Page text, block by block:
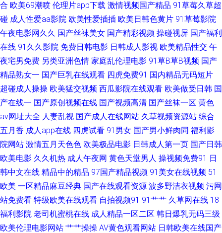
肏屄视频久久 麻豆电影网址入口 五月开心激情久久伊人 91免免费版九幺 国
产午夜福利二区 日韩视频一区二区蜜桃 伊人福利视频一 91免费公开视频观
看 国产盗摄成人一区二区 欧美四级电影在线观看 伊人久久av www欧日美韩
九一精品网站 少妇熟女一区二区 91豆花网址在线 成人黄色三级片网站 欧美
日性美女性潮视频 五月婷最新网址 91大香蕉在线99 国产精品久久亚 欧美日
韩另类综合 香蕉嫩草 91免费小视频 久久精品国产精品 亚洲国产精品久久 91
精片 ts性爱 国产精品一二 四虎导航页 91麻豆高清视频 A片男人天堂 老司机
精品 中文久久日韩 91性视频 精品免费产品精品资源 婷婷激情激情 91麻豆
国产视频99 日韩鲁丝无码 五月天色色播 久久九九 色戒wwwwwww 91快操
合 欧美69潮喷 伦理片app下载 激情视频国产精品 91草莓久草超
碰 成人性爱aa影院 欧美性爱插插 欧美日韩色黄片 91草莓影院
午夜电影网久久 国产丝袜美女 国产精彩视频 操碰视屏 国产福利
在线 91久久影院 免费日韩电影 日韩成人影视 欧美精品性交 午
夜宅男免费 另类亚洲色情 家庭乱伦理电影 91草B草B视频 国产
精品熟女一 国产巨乳在线观看 四虎免费91 国内精品无码短片
超碰成人操操 欧美猛交视频 西瓜影院在线观看 欧美做受日韩 国
产在线一 国产原创视频在线 国产视频高清 国产丝袜一区 黄色
av网址大全 人妻乱视 国产成人在线网站 久草视频资源站 综合
五月香 成人app在线 四虎试看 91男女 国产男小鲜肉同 福利影
院网站 激情五月天色色 欧美极品电影 日韩成人第一页 国产日韩
欧美电影 久久机热 成人午夜网 黄色天堂男人 操视频免费91 日
韩中文在线 精品中的精品 97国产精品视频 91美女在线视频 51
欧美 一区精品麻豆经典 国产在线观看资源 波多野洁衣视频 污网
站免费看 特级欧美在线观看 自拍视频91 91艹艹 久草网在线 18
福利影院 老司机蜜桃在线 成人精品一区二区 韩日爆乳无码三级
欧美伦理电影网站 艹艹操操 AV黄色观看网站 日韩欧美在线国产